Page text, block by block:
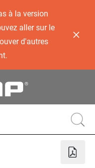
à la version
aller sur le
d'autres